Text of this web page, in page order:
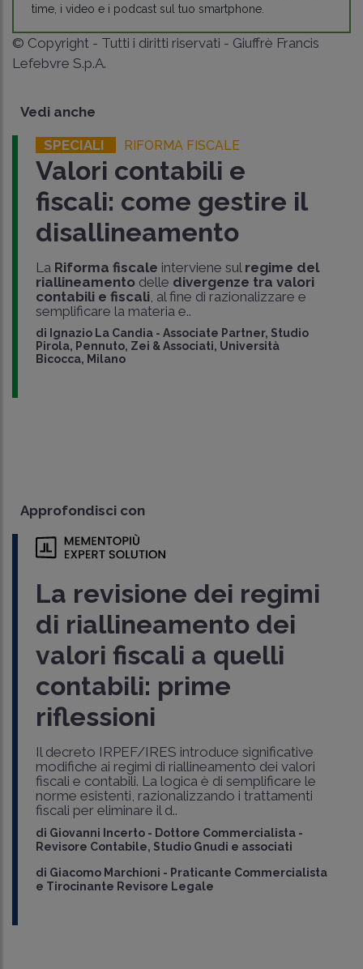
time, i video e i podcast sul tuo smartphone.
© Copyright - Tutti i diritti riservati - Giuffrè Francis
Lefebvre S.p.A.
Vedi anche
SPECIALI RIFORMA FISCALE
Valori contabili e
fiscali: come gestire il
disallineamento
La Riforma fiscale interviene sul regime del
riallineamento delle divergenze tra valori
contabili e fiscali, al fine di razionalizzare e
semplificare la materia e..
di Ignazio La Candia - Associate Partner, Studio
Pirola, Pennuto, Zei & Associati, Università
Bicocca, Milano
Approfondisci con
La revisione dei regimi
di riallineamento dei
valori fiscali a quelli
contabili: prime
riflessioni
Il decreto IRPEF/IRES introduce significative
modifiche ai regimi di riallineamento dei valori
fiscali e contabili. La logica è di semplificare le
norme esistenti, razionalizzando i trattamenti
fiscali per eliminare il d..
di Giovanni Incerto - Dottore Commercialista -
Revisore Contabile, Studio Gnudi e associati
di Giacomo Marchioni - Praticante Commercialista
e Tirocinante Revisore Legale